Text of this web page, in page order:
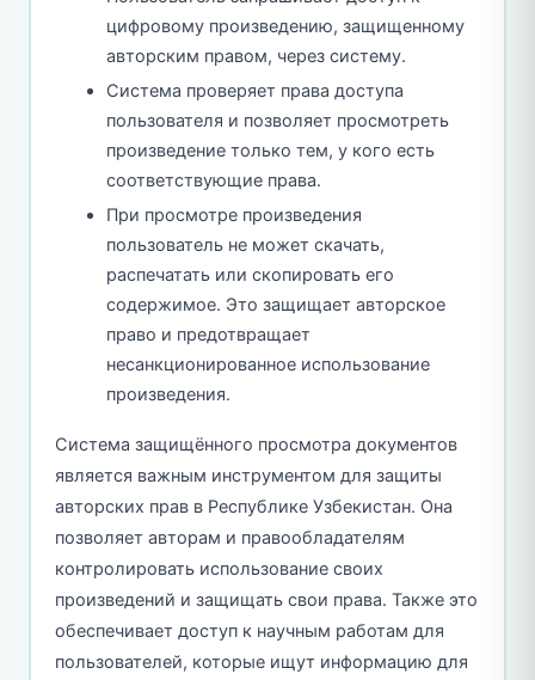
цифровому произведению, защищенному
авторским правом, через систему.
Система проверяет права доступа
пользователя и позволяет просмотреть
произведение только тем, у кого есть
соответствующие права.
При просмотре произведения
пользователь не может скачать,
распечатать или скопировать его
содержимое. Это защищает авторское
право и предотвращает
несанкционированное использование
произведения.
Система защищённого просмотра документов
является важным инструментом для защиты
авторских прав в Республике Узбекистан. Она
позволяет авторам и правообладателям
контролировать использование своих
произведений и защищать свои права. Также это
обеспечивает доступ к научным работам для
пользователей, которые ищут информацию для